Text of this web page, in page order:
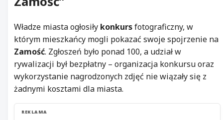
Władze miasta ogłosiły konkursfotograficzny, w
którym mieszkańcy mogli pokazać swoje spojrzenie na
Zamość. Zgłoszeń było ponad 100, a udział w
rywalizacji był bezpłatny – organizacja konkursu oraz
wykorzystanie nagrodzonych zdjęć nie wiązały się z
żadnymi kosztami dla miasta.
REKLAMA